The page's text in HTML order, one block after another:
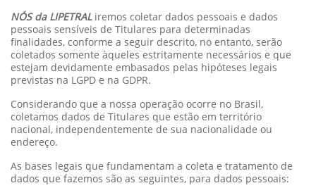
NÓS da LIPETRAL iremos coletar dados pessoais e dados
pessoais sensíveis de Titulares para determinadas
finalidades, conforme a seguir descrito, no entanto, serão
coletados somente àqueles estritamente necessários e que
estejam devidamente embasados pelas hipóteses legais
previstas na LGPD e na GDPR.
Considerando que a nossa operação ocorre no Brasil,
coletamos dados de Titulares que estão em território
nacional, independentemente de sua nacionalidade ou
endereço.
As bases legais que fundamentam a coleta e tratamento de
dados que fazemos são as seguintes, para dados pessoais: